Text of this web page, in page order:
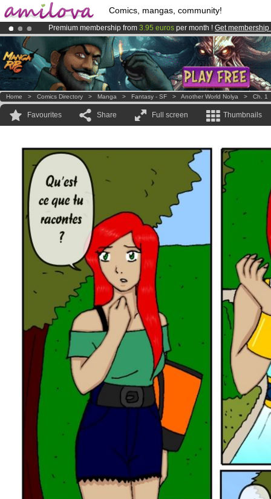
Comics, mangas, community!
Premium membership from 3.95 euros per month ! Get membership
AmilovaKickstarter is now LIVE!.
Already 100000membersand 1000 comics & mangas!.
Home > Comics Directory > Manga > Fantasy - SF > Another World Nolya > Ch. 1
Favourites Share Full screen Thumbnails